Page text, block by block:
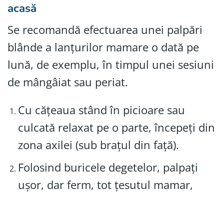
acasă
Se recomandă efectuarea unei palpări
blânde a lanțurilor mamare o dată pe
lună, de exemplu, în timpul unei sesiuni
de mângâiat sau periat.
Cu cățeaua stând în picioare sau
culcată relaxat pe o parte, începeți din
zona axilei (sub brațul din față).
Folosind buricele degetelor, palpați
ușor, dar ferm, tot țesutul mamar,